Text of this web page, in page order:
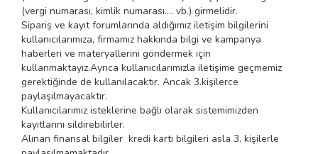
(vergi numarası, kimlik numarası.... vb.) girmelidir.
Sipariş ve kayıt forumlarında aldığımız iletişim bilgilerini
kullanıcılarımıza, firmamız hakkında bilgi ve kampanya
haberleri ve materyallerini göndermek için
kullanmaktayız.Ayrıca kullanıcılarımızla iletişime geçmemiz
gerektiğinde de kullanılacaktır. Ancak 3.kişilerce
paylaşılmayacaktır.
Kullanıcılarımız isteklerine bağlı olarak sistemimizden
kayıtlarını sildirebilirler.
Alınan finansal bilgiler kredi kartı bilgileri asla 3. kişilerle